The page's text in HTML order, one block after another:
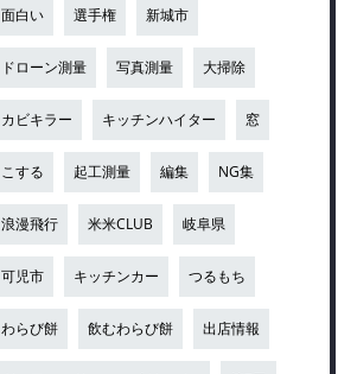
面白い 選手権 新城市
ドローン測量 写真測量 大掃除
カビキラー キッチンハイター 窓
こする 起工測量 編集 NG集
浪漫飛行 米米CLUB 岐阜県
可児市 キッチンカー つるもち
わらび餅 飲むわらび餅 出店情報